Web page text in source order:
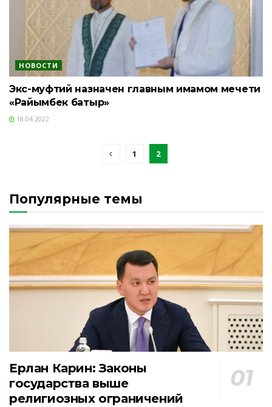
НОВОСТИ
Экс-муфтий назначен главным имамом мечети
«Райымбек батыр»
18.04.2022
1 2
Популярные темы
Ерлан Карин: Законы
государства выше
религиозных ограничений